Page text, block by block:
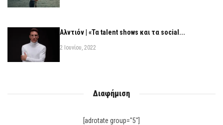
Αλντιόν | «Τα talent shows και τα social...
2 Ιουνίου, 2022
Διαφήμιση
[adrotate group="5"]